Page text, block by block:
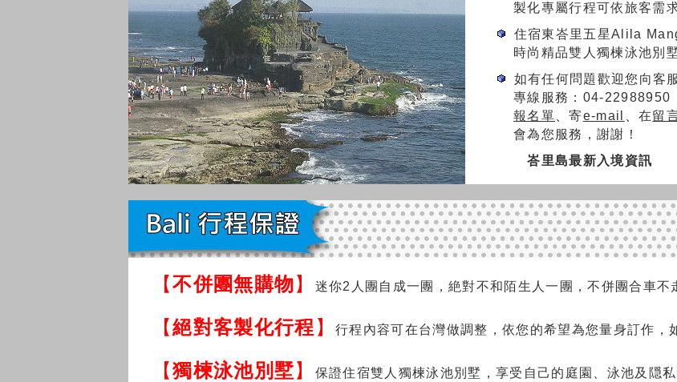
製化專屬行程可依旅客需
住宿東峇里五星Alila
時尚精品雙人獨楝泳池別
如有任何問題歡迎您向客
專線服務：04-
報名單 、寄e-mail 、在留
會為您服務，謝謝！
峇里島最新入境資訊
【不併團無購物】 迷你2人團自成一團，絶對不和陌生人一團，不併團合車不
【絕對客製化行程 】行程內容可在台灣做調整，依您的希望為您量身訂作，
【獨楝泳池別墅】 保證住宿雙人獨楝泳池別墅，享受自己的庭園、泳池及隠